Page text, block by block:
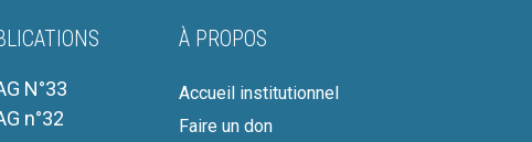
N°33
n°32
À PROPOS
Accueil institutionnel
Faire un don